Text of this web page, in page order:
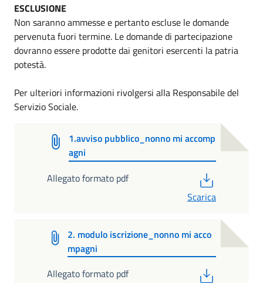
ESCLUSIONE
Non saranno ammesse e pertanto escluse le domande
pervenuta fuori termine. Le domande di partecipazione
dovranno essere prodotte dai genitori esercenti la patria
potestà.
Per ulteriori informazioni rivolgersi alla Responsabile del
Servizio Sociale.
1.avviso pubblico_nonno mi accomp
agni
Allegato formato pdf
Scarica
2. modulo iscrizione_nonno mi acco
mpagni
Allegato formato pdf